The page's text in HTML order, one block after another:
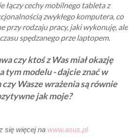
łączy cechy mobilnego tableta z
zwykłego komputera, co
przy rodzaju pracy, jaki wykonuję, ale
spędzanego prze laptopem.
czy ktoś z Was miał okazję
tym modelu - dajcie znać w
Wasze wrażenia są równie
jak moje?
się więcej na www.asus.pl